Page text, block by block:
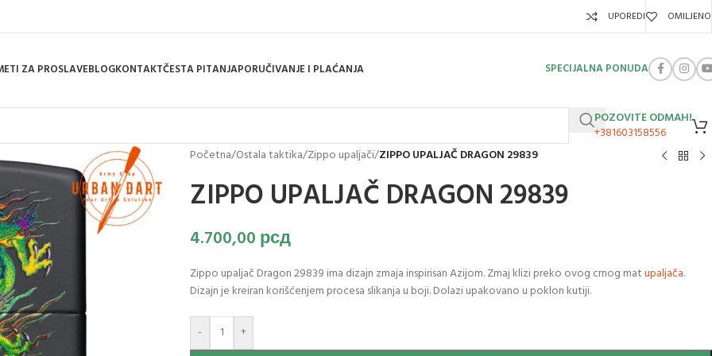
UPOREDI OMILJENO
ZA PROSLAVEBLOGKONTAKTČESTA PITANJAPORUČIVANJE I PLAĆANJA SPECIJALNA PONUDA
POZOVITE ODMAH!
+381603158556
Početna/Ostala taktika/Zippo upaljači/ZIPPO UPALJAČ DRAGON 29839
ZIPPO UPALJAČ DRAGON 29839
4.700,00 рсд
Zippo upaljač Dragon 29839 ima dizajn zmaja inspirisan Azijom. Zmaj klizi preko ovog crnog matupaljača.
Dizajn je kreiran korišćenjem procesa slikanja u boji. Dolazi upakovano u poklon kutiji.
- +